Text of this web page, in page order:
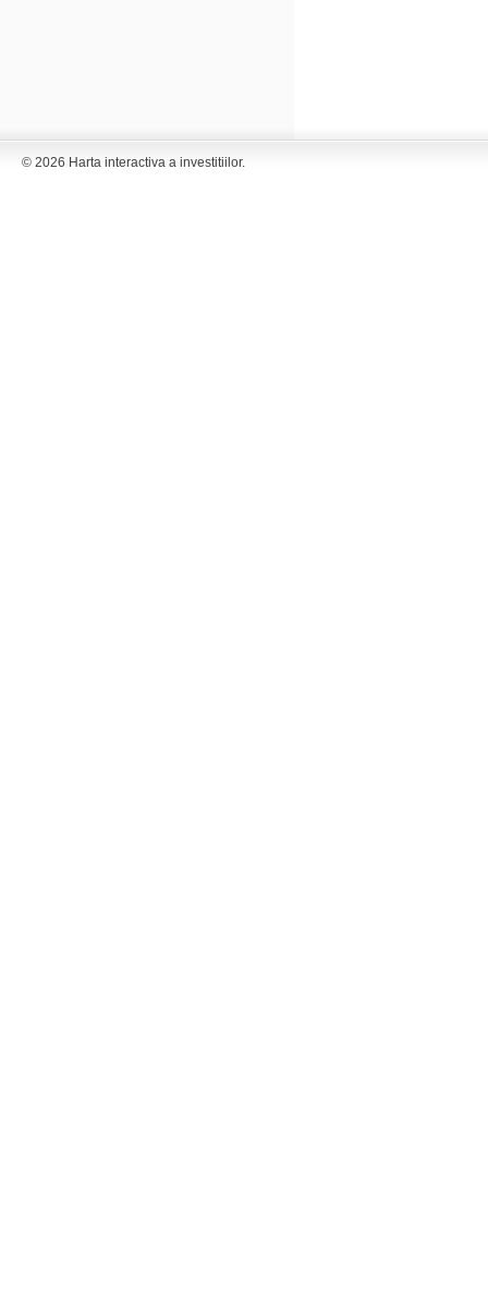
© 2026 Harta interactiva a investitiilor.